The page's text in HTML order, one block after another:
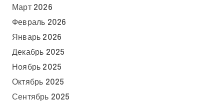
Март 2026
Февраль 2026
Январь 2026
Декабрь 2025
Ноябрь 2025
Октябрь 2025
Сентябрь 2025